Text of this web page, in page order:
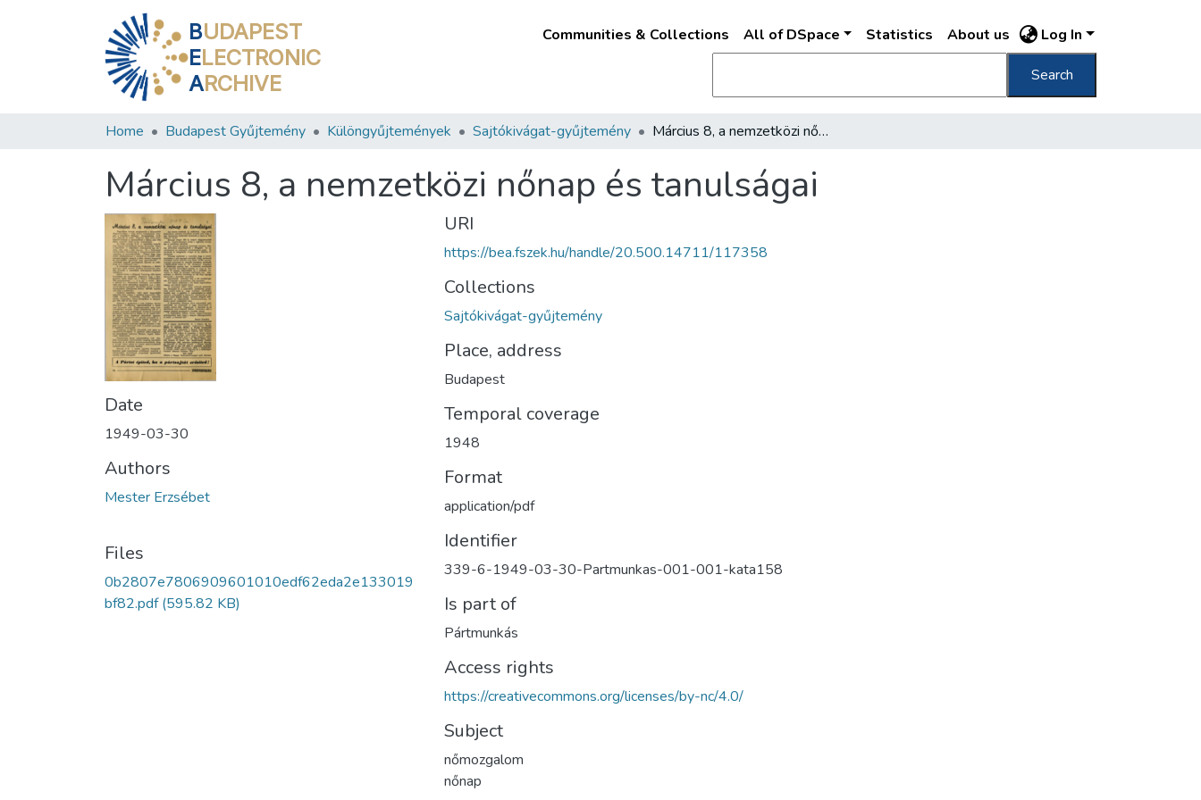
BUDAPEST
ELECTRONIC
ARCHIVE
Communities & Collections All of DSpace Statistics About us Log In
Search
Home Budapest Gyűjtemény Különgyűjtemények Sajtókivágat-gyűjtemény Március 8, a nemzetközi nőnap és tanulságai
Március 8, a nemzetközi nőnap és tanulságai
Date
1949-03-30
Authors
Mester Erzsébet
Files
0b2807e7806909601010edf62eda2e133019
bf82.pdf(595.82 KB)
URI
https://bea.fszek.hu/handle/20.500.14711/117358
Collections
Sajtókivágat-gyűjtemény
Place, address
Budapest
Temporal coverage
1948
Format
application/pdf
Identifier
339-6-1949-03-30-Partmunkas-001-001-kata158
Is part of
Pártmunkás
Access rights
https://creativecommons.org/licenses/by-nc/4.0/
Subject
nőmozgalom
nőnap